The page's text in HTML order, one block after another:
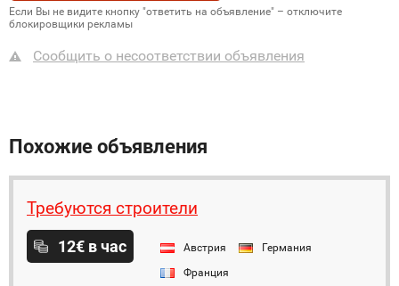
Если Вы не видите кнопку "ответить на объявление" – отключите
блокировщики рекламы
Сообщить о несоответствии объявления
Похожие объявления
Требуются строители
12€ в час Австрия
Германия
Франция